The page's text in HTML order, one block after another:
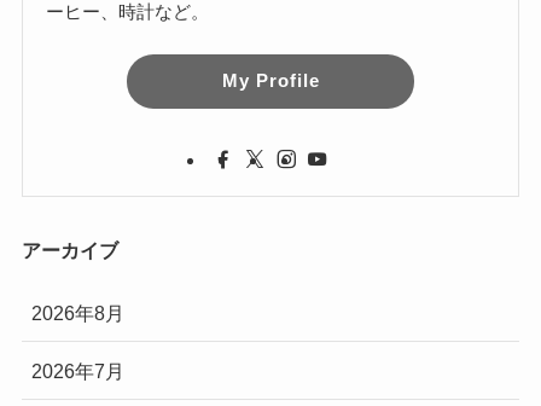
ーヒー、時計など。
My Profile
アーカイブ
2026年8月
2026年7月